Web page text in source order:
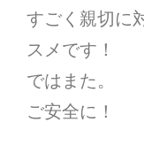
すごく親切に
スメです！
ではまた。
ご安全に！